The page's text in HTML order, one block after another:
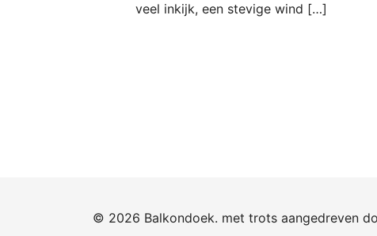
veel inkijk, een stevige wind […]
© 2026 Balkondoek. met trots aangedreven